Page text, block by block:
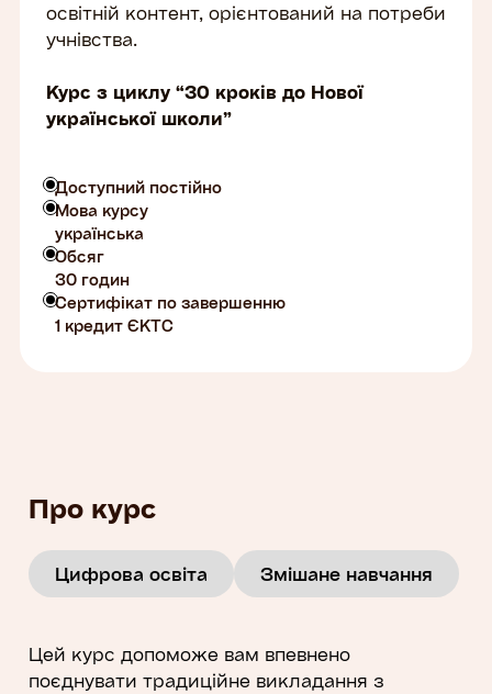
освітній контент, орієнтований на потреби
учнівства.
Курс з циклу “30 кроків до Нової
української школи”
Доступний постійно
Мова курсу
українська
Обсяг
30 годин
Сертифікат по завершенню
1 кредит ЄКТС
Про курс
Цифрова освіта Змішане навчання
Цей курс допоможе вам впевнено
поєднувати традиційне викладання з